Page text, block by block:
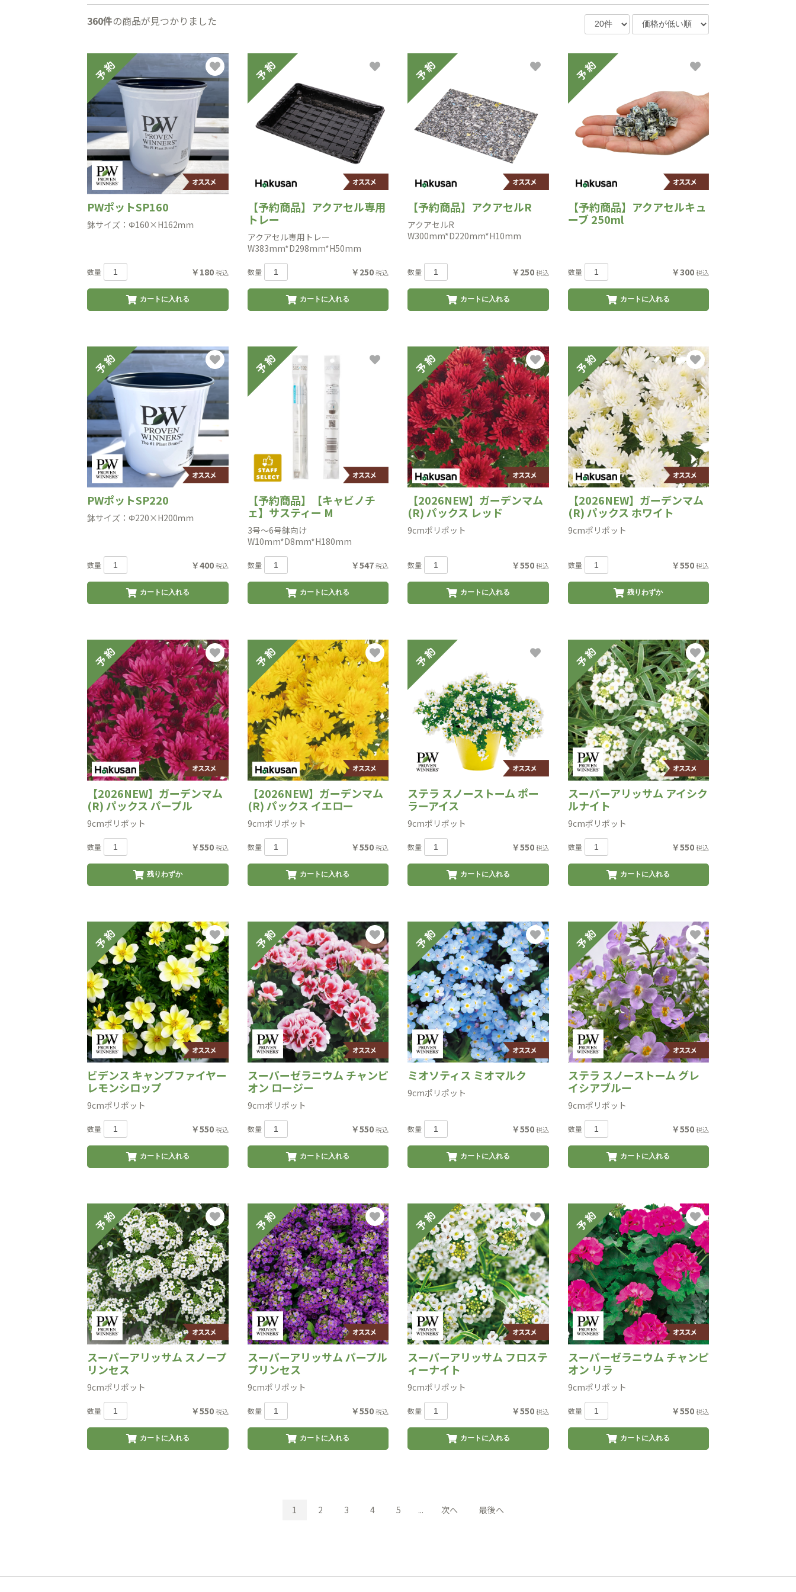
360件の商品が見つかりました
PWポットSP160
鉢サイズ：Φ160×H162ｍｍ
数量 ￥180 税込
カートに入れる
【予約商品】アクアセル専用
トレー
アクアセル専用トレー
W383mm*D298mm*H50mm
数量 ￥250税込
カートに入れる
【予約商品】アクアセルR
アクアセルR
W300mm*D220mm*H10mm
数量 ￥250 税込
カートに入れる
【予約商品】アクアセルキュ
ーブ 250ml
数量 ￥300税込
カートに入れる
PWポットSP220
鉢サイズ：Φ220×H200ｍｍ
数量 ￥400 税込
カートに入れる
【予約商品】【キャビノチ
ェ】サスティー M
3号〜6号鉢向け
W10mm*D8mm*H180mm
数量 ￥547税込
カートに入れる
【2026NEW】ガーデンマム
(R) パックス レッド
9cmポリポット
数量 ￥550 税込
カートに入れる
【2026NEW】ガーデンマム
(R) パックス ホワイト
9cmポリポット
数量 ￥550税込
残りわずか
【2026NEW】ガーデンマム
(R) パックス パープル
9cmポリポット
数量 ￥550 税込
残りわずか
【2026NEW】ガーデンマム
(R) パックス イエロー
9cmポリポット
数量 ￥550税込
カートに入れる
ステラ スノーストーム ポー
ラーアイス
9cmポリポット
数量 ￥550 税込
カートに入れる
スーパーアリッサム アイシク
ルナイト
9cmポリポット
数量 ￥550税込
カートに入れる
ビデンス キャンプファイヤー
レモンシロップ
9cmポリポット
数量 ￥550 税込
カートに入れる
スーパーゼラニウム チャンピ
オン ロージー
9cmポリポット
数量 ￥550税込
カートに入れる
ミオソティス ミオマルク
9cmポリポット
数量 ￥550 税込
カートに入れる
ステラ スノーストーム グレ
イシアブルー
9cmポリポット
数量 ￥550税込
カートに入れる
スーパーアリッサム スノープ
リンセス
9cmポリポット
数量 ￥550 税込
カートに入れる
スーパーアリッサム パープル
プリンセス
9cmポリポット
数量 ￥550税込
カートに入れる
スーパーアリッサム フロステ
ィーナイト
9cmポリポット
数量 ￥550 税込
カートに入れる
スーパーゼラニウム チャンピ
オン リラ
9cmポリポット
数量 ￥550税込
カートに入れる
1 2 3 4 5 ... 次へ 最後へ